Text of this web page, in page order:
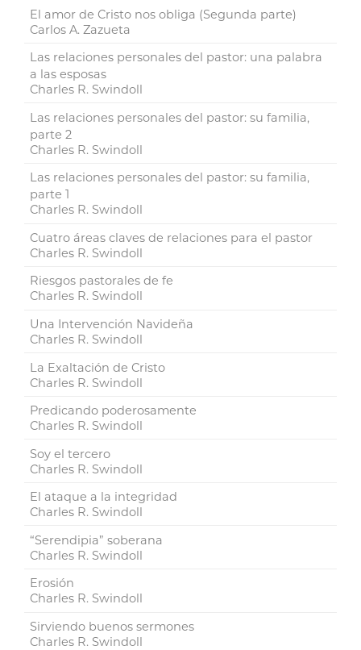
El amor de Cristo nos obliga (Segunda parte)
Carlos A. Zazueta
Las relaciones personales del pastor: una palabra
a las esposas
Charles R. Swindoll
Las relaciones personales del pastor: su familia,
parte 2
Charles R. Swindoll
Las relaciones personales del pastor: su familia,
parte 1
Charles R. Swindoll
Cuatro áreas claves de relaciones para el pastor
Charles R. Swindoll
Riesgos pastorales de fe
Charles R. Swindoll
Una Intervención Navideña
Charles R. Swindoll
La Exaltación de Cristo
Charles R. Swindoll
Predicando poderosamente
Charles R. Swindoll
Soy el tercero
Charles R. Swindoll
El ataque a la integridad
Charles R. Swindoll
“Serendipia” soberana
Charles R. Swindoll
Erosión
Charles R. Swindoll
Sirviendo buenos sermones
Charles R. Swindoll